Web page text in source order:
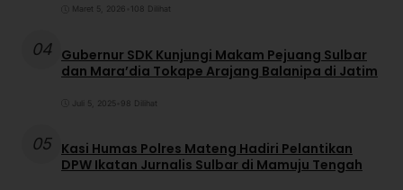
Maret 5, 2026 108 Dilihat
04 Gubernur SDK Kunjungi Makam Pejuang Sulbar
dan Mara’dia Tokape Arajang Balanipa di Jatim
Juli 5, 2025 98 Dilihat
05 Kasi Humas Polres Mateng Hadiri Pelantikan
DPW Ikatan Jurnalis Sulbar di Mamuju Tengah